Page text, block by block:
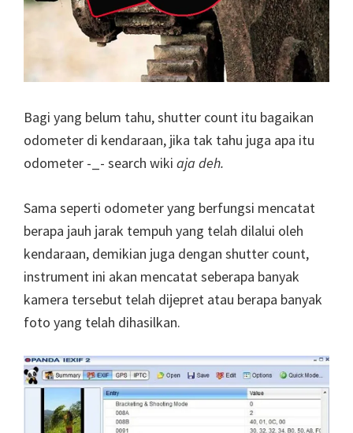
Bagi yang belum tahu, shutter count itu bagaikan
odometer di kendaraan, jika tak tahu juga apa itu
odometer -_- search wiki aja deh.
Sama seperti odometer yang berfungsi mencatat
berapa jauh jarak tempuh yang telah dilalui oleh
kendaraan, demikian juga dengan shutter count,
instrument ini akan mencatat seberapa banyak
kamera tersebut telah dijepret atau berapa banyak
foto yang telah dihasilkan.